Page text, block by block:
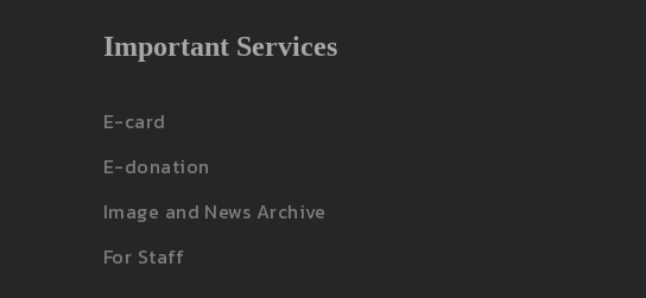
Important Services
E-card
E-donation
Image and News Archive
For Staff